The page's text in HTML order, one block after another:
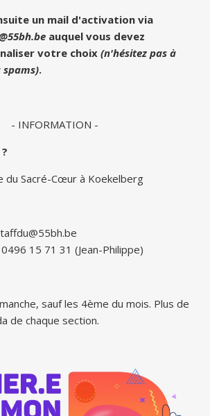
un mail d'activation via
auquel vous devez
votre choix (n'hésitez pas à
spams).
- INFORMATION -
du Sacré-Cœur à Koekelberg
15 71 31 (Jean-Philippe)
sauf les 4ème du mois. Plus de
de chaque section.